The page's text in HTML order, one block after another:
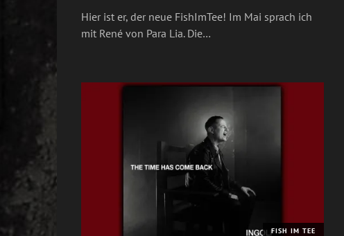
Hier ist er, der neue FishImTee! Im Mai sprach ich
mit René von Para Lia. Die…
FISH IM TEE